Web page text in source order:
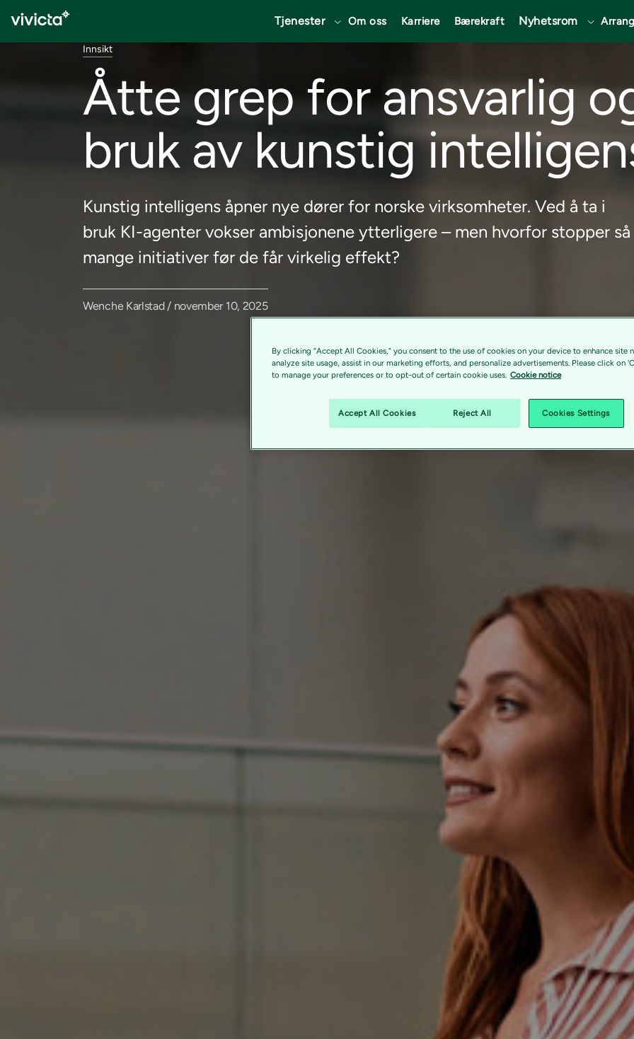
Tjenester Om oss Karriere Bærekraft Nyhetsrom
Innsikt
Åtte grep for ansvarlig
bruk av kunstig
Kunstig intelligens åpner nye dører for norske virksomheter. Ved å ta i
bruk KI-agenter vokser ambisjonene ytterligere – men hvorfor stopper så
mange initiativer før de får virkelig effekt?
Wenche Karlstad / november 10, 2025
By clicking “Accept All Cookies,” you consent to the use of cookies on your device to enhance site
analyze site usage, assist in our marketing efforts, and personalize advertisements. Please click on
to manage your preferences or to opt-out of certain cookie uses. Cookie notice
Accept All Cookies Reject All Cookies Settings